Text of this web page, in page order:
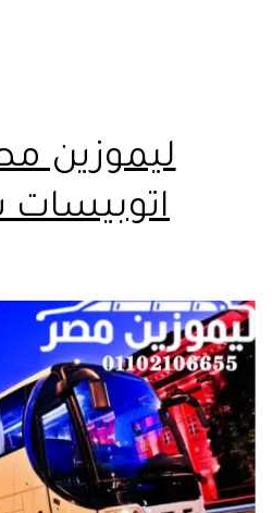
ليموزين
اتوبيسات